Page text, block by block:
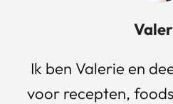
Ik ben Valerie en
voor recepten,